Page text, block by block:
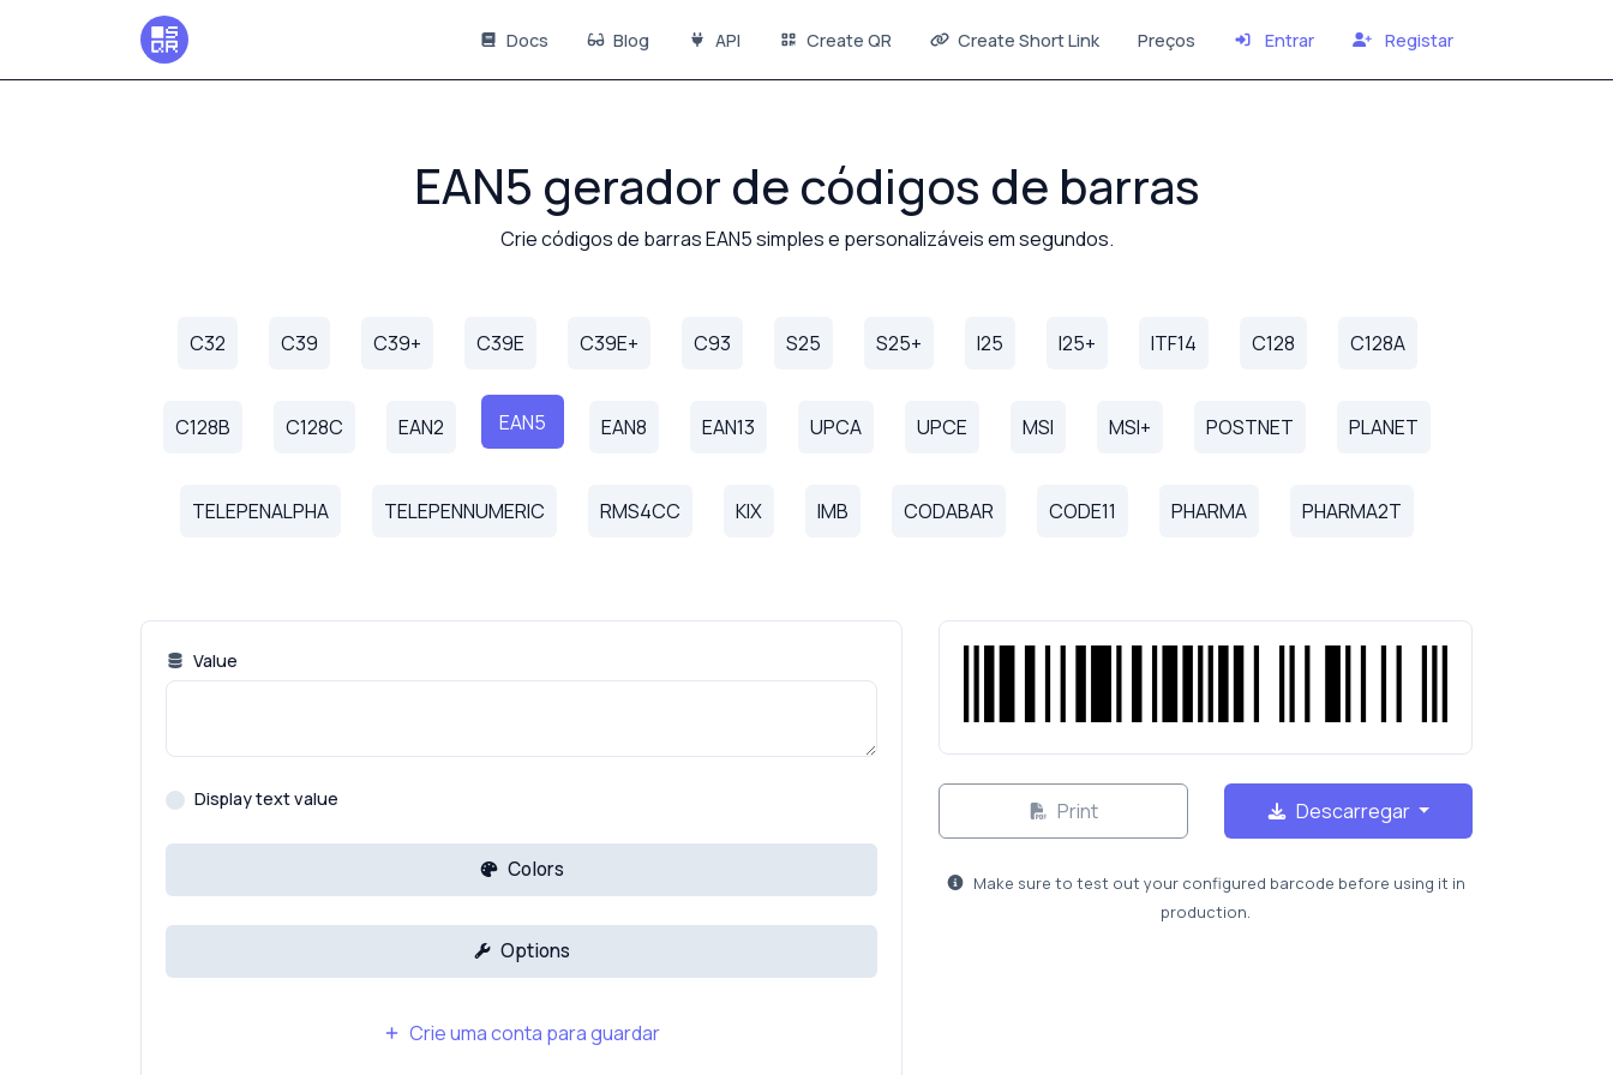
Docs Blog API Create QR Create Short Link Preços Entrar Registar
EAN5 gerador de códigos de barras
Crie códigos de barras EAN5 simples e personalizáveis em segundos.
C32 C39 C39+ C39E C39E+ C93 S25 S25+ I25 I25+ ITF14 C128 C128A
C128B C128C EAN2 EAN5 EAN8 EAN13 UPCA UPCE MSI MSI+ POSTNET PLANET
TELEPENALPHA TELEPENNUMERIC RMS4CC KIX IMB CODABAR CODE11 PHARMA PHARMA2T
Value
Display text value
Colors
Options
Crie uma conta para guardar
Print Descarregar
Make sure to test out your configured barcode before using it in
production.